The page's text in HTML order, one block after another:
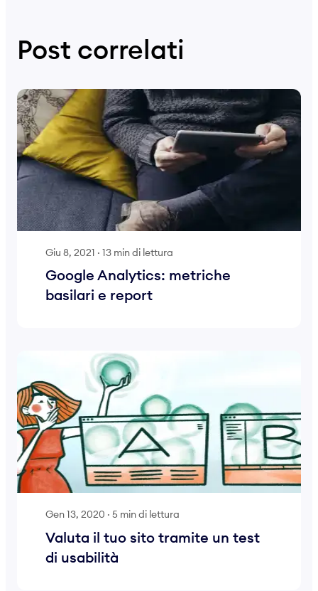
Post correlati
Giu 8, 2021 · 13 min di lettura
Google Analytics: metriche
basilari e report
Gen 13, 2020 · 5 min di lettura
Valuta il tuo sito tramite un test
di usabilità